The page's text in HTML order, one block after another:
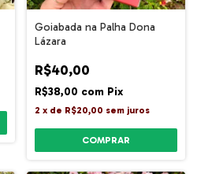
Goiabada na Palha Dona
Lázara
R$40,00
R$38,00 com Pix
2 x de R$20,00 sem juros